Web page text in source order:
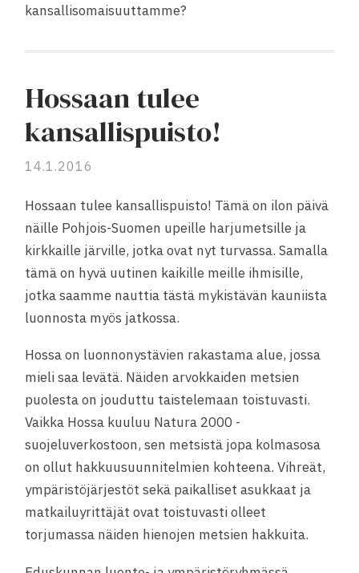
kansallisomaisuuttamme?
Hossaan tulee
kansallispuisto!
14.1.2016
Hossaan tulee kansallispuisto! Tämä on ilon päivä
näille Pohjois-Suomen upeille harjumetsille ja
kirkkaille järville, jotka ovat nyt turvassa. Samalla
tämä on hyvä uutinen kaikille meille ihmisille,
jotka saamme nauttia tästä mykistävän kauniista
luonnosta myös jatkossa.
Hossa on luonnonystävien rakastama alue, jossa
mieli saa levätä. Näiden arvokkaiden metsien
puolesta on jouduttu taistelemaan toistuvasti.
Vaikka Hossa kuuluu Natura 2000 -
suojeluverkostoon, sen metsistä jopa kolmasosa
on ollut hakkuusuunnitelmien kohteena. Vihreät,
ympäristöjärjestöt sekä paikalliset asukkaat ja
matkailuyrittäjät ovat toistuvasti olleet
torjumassa näiden hienojen metsien hakkuita.